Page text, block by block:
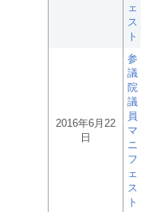
ェ
ス
ト
2016年6月22
日
参
議
院
議
員
マ
ニ
フ
ェ
ス
ト